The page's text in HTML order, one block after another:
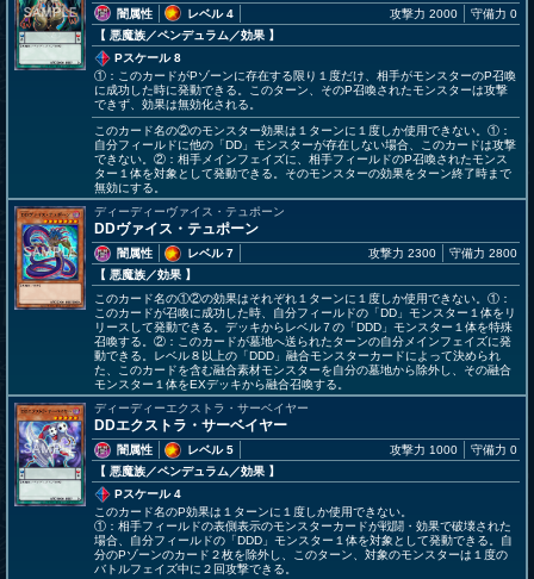
闇属性
レベル 4
【 悪魔族／ペンデュラム／効果 】
攻撃力 2000 守備力 0
Pスケール 8
①：このカードがPゾーンに存在する限り１度だけ、相手がモンスターのP召喚
に成功した時に発動できる。このターン、そのP召喚されたモンスターは攻撃
できず、効果は無効化される。
このカード名の②のモンスター効果は１ターンに１度しか使用できない。①：
自分フィールドに他の「DD」モンスターが存在しない場合、このカードは攻撃
できない。②：相手メインフェイズに、相手フィールドのP召喚されたモンス
ター１体を対象として発動できる。そのモンスターの効果をターン終了時まで
無効にする。
ディーディーヴァイス・テュポーン
DDヴァイス・テュポーン
闇属性
レベル 7
【 悪魔族／効果 】
攻撃力 2300 守備力 2800
このカード名の①②の効果はそれぞれ１ターンに１度しか使用できない。①：
このカードが召喚に成功した時、自分フィールドの「DD」モンスター１体をリ
リースして発動できる。デッキからレベル７の「DDD」モンスター１体を特殊
召喚する。②：このカードが墓地へ送られたターンの自分メインフェイズに発
動できる。レベル８以上の「DDD」融合モンスターカードによって決められ
た、このカードを含む融合素材モンスターを自分の墓地から除外し、その融合
モンスター１体をEXデッキから融合召喚する。
ディーディーエクストラ・サーベイヤー
DDエクストラ・サーベイヤー
闇属性
レベル 5
【 悪魔族／ペンデュラム／効果 】
攻撃力 1000 守備力 0
Pスケール 4
このカード名のP効果は１ターンに１度しか使用できない。
①：相手フィールドの表側表示のモンスターカードが戦闘・効果で破壊された
場合、自分フィールドの「DDD」モンスター１体を対象として発動できる。自
分のPゾーンのカード２枚を除外し、このターン、対象のモンスターは１度の
バトルフェイズ中に２回攻撃できる。